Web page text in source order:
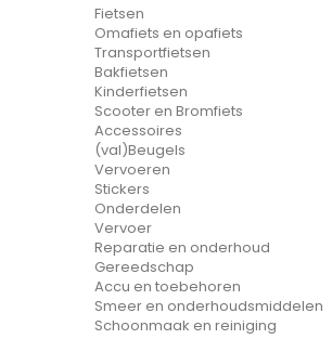
Fietsen
Omafiets en opafiets
Transportfietsen
Bakfietsen
Kinderfietsen
Scooter en Bromfiets
Accessoires
(val)Beugels
Vervoeren
Stickers
Onderdelen
Vervoer
Reparatie en onderhoud
Gereedschap
Accu en toebehoren
Smeer en onderhoudsmiddelen
Schoonmaak en reiniging